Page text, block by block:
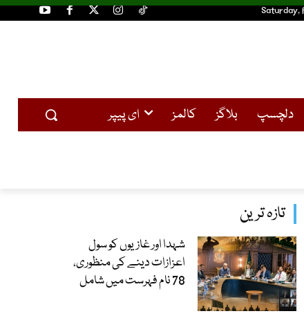
Saturday,
دلچسپ بلاگز کالمز ای پیپر
تازہ ترین
شہدا اور غازیوں کو سول
اعزازات دینے کی منظوری،
78 نام فہرست میں شامل